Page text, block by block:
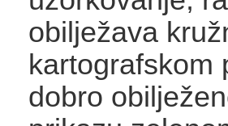
obilježava
kartografskom
dobro